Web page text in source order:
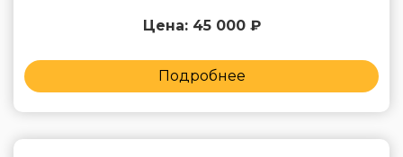
Цена: 45 000 ₽
Подробнее